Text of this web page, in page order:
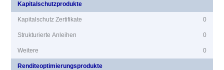
Kapitalschutzprodukte
Kapitalschutz Zertifikate 0
Strukturierte Anleihen 0
Weitere 0
Renditeoptimierungsprodukte